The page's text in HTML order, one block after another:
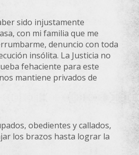
sido injustamente
con mi familia que me
denuncio con toda
insólita. La Justicia no
fehaciente para este
mantiene privados de
obedientes y callados,
los brazos hasta lograr la